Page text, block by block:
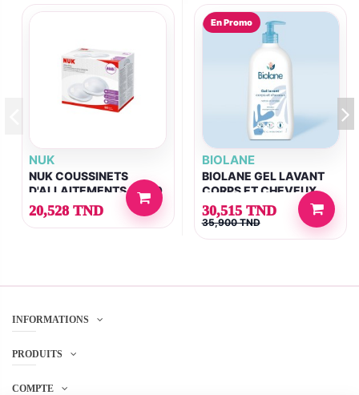
NUK
NUK COUSSINETS
D'ALLAITEMENTS BT/30
20,528 TND
En Promo
BIOLANE
BIOLANE GEL LAVANT
CORPS ET CHEVEUX
2EN1 750ML
30,515 TND
35,900 TND
INFORMATIONS
PRODUITS
COMPTE